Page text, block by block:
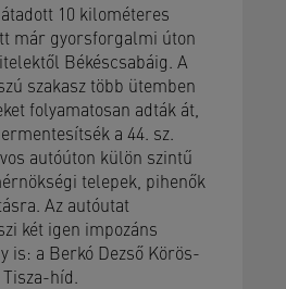
10 kilométeres
már gyorsforgalmi úton
Békéscsabáig. A
szakasz több ütemben
folyamatosan adták át,
a 44. sz.
autóúton külön szintű
telepek, pihenők
Az autóutat
két igen impozáns
is: a Berkó Dezső Körös-
híd.